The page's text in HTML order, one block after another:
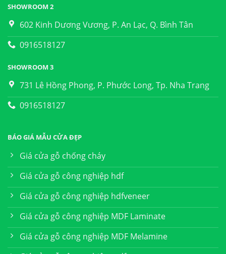
SHOWROOM 2
602 Kinh Dương Vương, P. An Lạc, Q. Bình Tân
0916518127
SHOWROOM 3
731 Lê Hồng Phong, P. Phước Long, Tp. Nha Trang
0916518127
BÁO GIÁ MẪU CỬA ĐẸP
Giá cửa gỗ chống cháy
Giá cửa gỗ công nghiệp hdf
Giá cửa gỗ công nghiệp hdfveneer
Giá cửa gỗ công nghiệp MDF Laminate
Giá cửa gỗ công nghiệp MDF Melamine